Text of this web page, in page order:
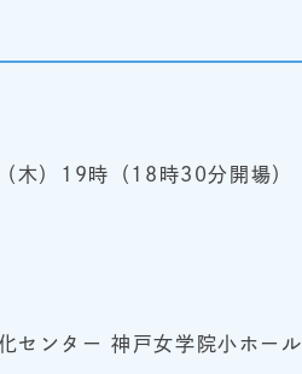
木）19時（18時30分開場）
センター 神戸女学院小ホール